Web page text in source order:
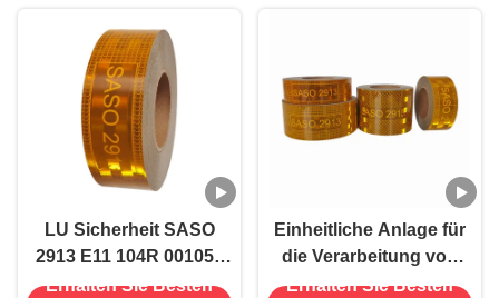
LU Sicherheit SASO
2913 E11 104R 001059
Reflexionsband für
Erhalten Sie Besten
Einheitliche Anlage für
die Verarbeitung von
Stoffen
Erhalten Sie Besten